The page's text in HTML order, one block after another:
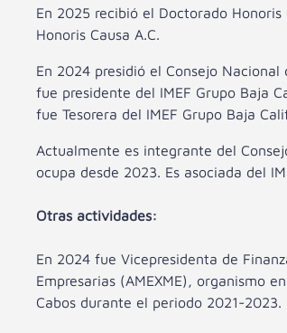
En 2025 recibió el Doctorado
Honoris Causa A.C.
En 2024 presidió el Consejo
fue presidente del IMEF Grupo Baja
fue Tesorera del IMEF Grupo Baja
Actualmente es integrante del
ocupa desde 2023. Es asociada del
Otras actividades:
En 2024 fue Vicepresidenta de
Empresarias (AMEXME), organismo
Cabos durante el periodo 2021-2023.